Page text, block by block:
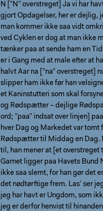
N [”N” overstreget] Ja vi har
gjort Opdagelser, her er dejlig,
man kommer ikke saa vidt
ved Cyklen er dog at man ikke
tænker paa at sende ham en
er i Gang med at male efter at
halvt Aar na [”na” overstreget]
slipper ham ikke før han
et Kaninstutteri som skal
og Rødspætter – dejlige
ord; ”paa” indsat over linjen]
hver Dag og Markedet var
Rødspætter til Middag en Dag.
til, han mener at [et overstreget
Garnet ligger paa Havets Bund
ikke saa slemt, for han gør det
det nødtørftige frem. Las’ ser
jeg har havt er Ungdom, som
jeg er derfor henvist til